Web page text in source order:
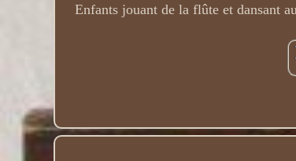
Enfants jouant de la flûte et dansant